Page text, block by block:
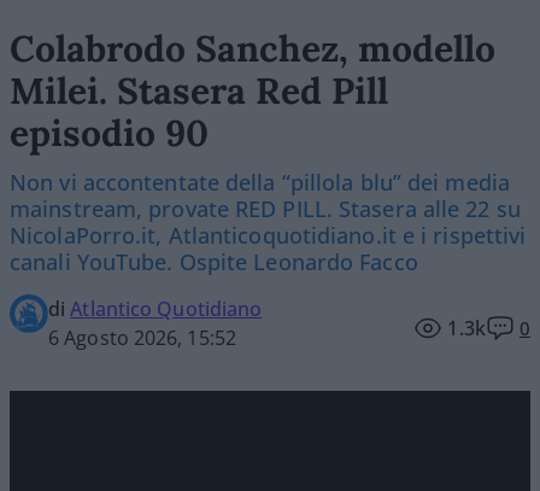
Colabrodo Sanchez, modello
Milei. Stasera Red Pill
episodio 90
Non vi accontentate della “pillola blu” dei media
mainstream, provate RED PILL. Stasera alle 22 su
NicolaPorro.it, Atlanticoquotidiano.it e i rispettivi
canali YouTube. Ospite Leonardo Facco
diAtlantico Quotidiano
6 Agosto 2026, 15:52
1.3k 0